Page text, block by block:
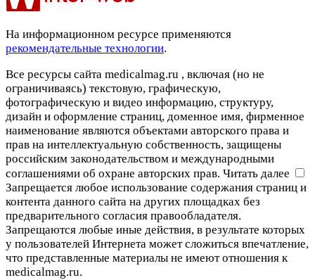
На информационном ресурсе применяются
рекомендательные технологии.
Все ресурсы сайта medicalmag.ru , включая (но не
ограничиваясь) текстовую, графическую,
фотографическую и видео информацию, структуру,
дизайн и оформление страниц, доменное имя, фирменное
наименование являются объектами авторского права и
прав на интеллектуальную собственность, защищены
российским законодательством и международными
соглашениями об охране авторских прав. Читать далее
Запрещается любое использование содержания страниц и
контента данного сайта на других площадках без
предварительного согласия правообладателя.
Запрещаются любые иные действия, в результате которых
у пользователей Интернета может сложиться впечатление,
что представленные материалы не имеют отношения к
medicalmag.ru.